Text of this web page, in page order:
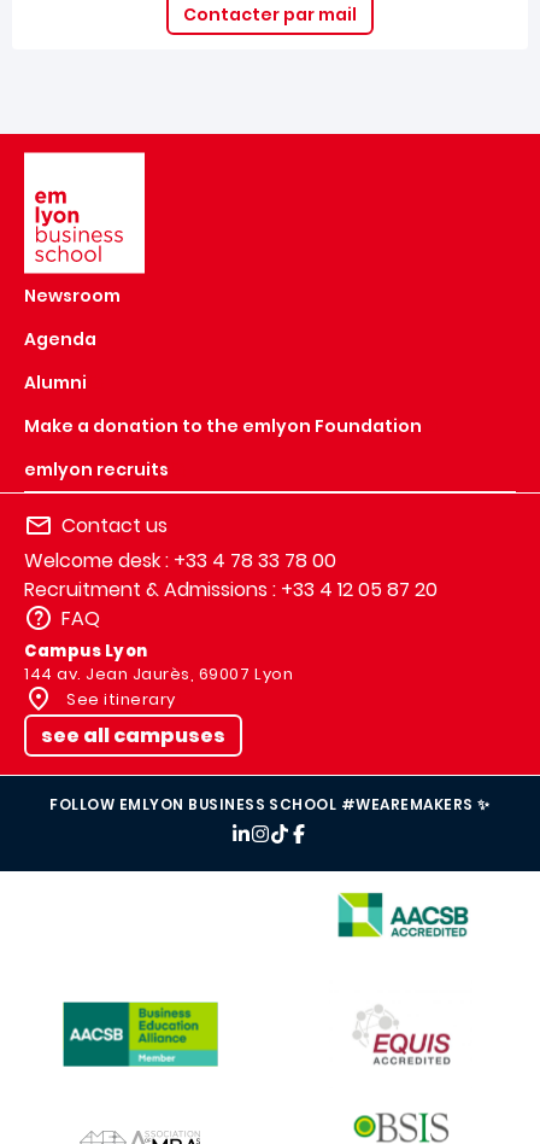
Contacter par mail
Newsroom
Agenda
Alumni
Make a donation to the emlyon Foundation
emlyon recruits
Contact us
Welcome desk : +33 4 78 33 78 00
Recruitment & Admissions : +33 4 12 05 87 20
FAQ
Campus Lyon
144 av. Jean Jaurès, 69007 Lyon
See itinerary
see all campuses
FOLLOW EMLYON BUSINESS SCHOOL #WEAREMAKERS ✨
IMAGE
IMAGE